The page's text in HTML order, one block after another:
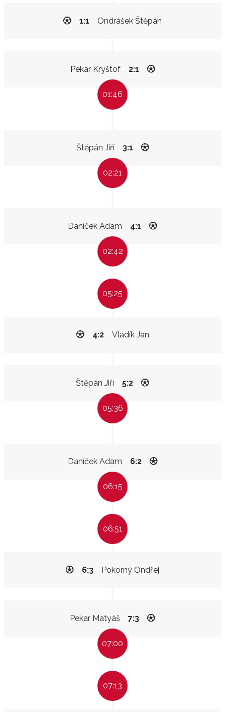
Ondrášek Štěpán
1:1
Pekar Kryštof 2:1
01:46
Štěpán Jiří 3:1
02:21
Daníček Adam 4:1
02:42
05:25
Vladík Jan
4:2
Štěpán Jiří 5:2
05:36
Daníček Adam 6:2
06:15
06:51
Pokorný Ondřej
6:3
Pekar Matyáš 7:3
07:00
07:13